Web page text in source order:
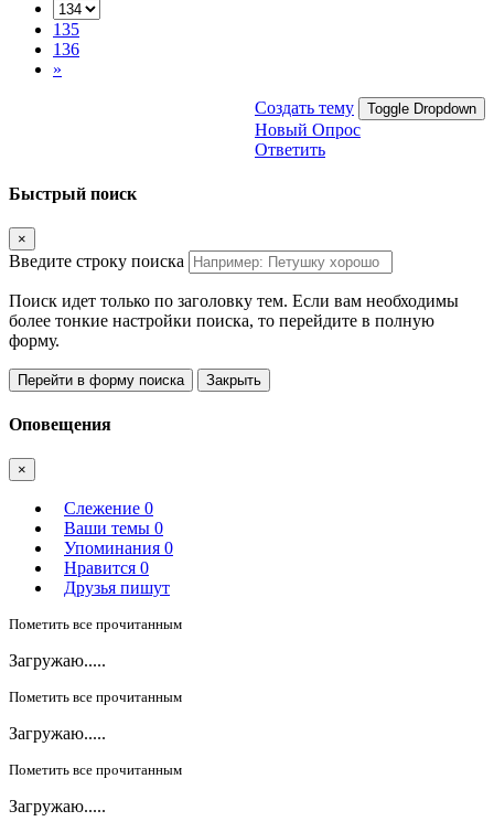
135
136
»
Создать тему Toggle Dropdown
Новый Опрос
Ответить
Быстрый поиск
×
Введите строку поиска
Поиск идет только по заголовку тем. Если вам необходимы
более тонкие настройки поиска, то перейдите в полную
форму.
Перейти в форму поиска Закрыть
Оповещения
×
Слежение 0
Ваши темы 0
Упоминания 0
Нравится 0
Друзья пишут
Пометить все прочитанным
Загружаю.....
Пометить все прочитанным
Загружаю.....
Пометить все прочитанным
Загружаю.....